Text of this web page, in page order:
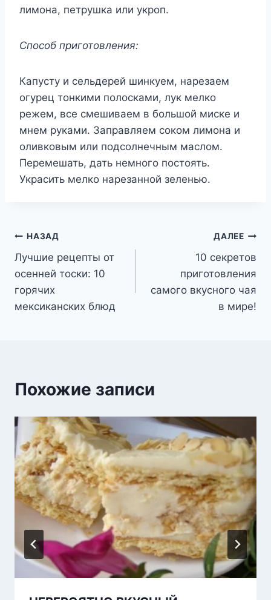
лимона, петрушка или укроп.
Способ приготовления:
Капусту и сельдерей шинкуем, нарезаем
огурец тонкими полосками, лук мелко
режем, все смешиваем в большой миске и
мнем руками. Заправляем соком лимона и
оливковым или подсолнечным маслом.
Перемешать, дать немного постоять.
Украсить мелко нарезанной зеленью.
Навигация
по
записям
НАЗАД
Лучшие рецепты от
осенней тоски: 10
горячих
мексиканских блюд
ДАЛЕЕ
10 секретов
приготовления
самого вкусного чая
в мире!
Похожие записи